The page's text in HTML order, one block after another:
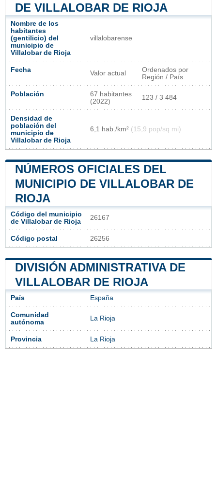
DE VILLALOBAR DE RIOJA
Nombre de los
habitantes
(gentilicio) del
municipio de
Villalobar de Rioja
villalobarense
Fecha Valor actual
Ordenados por
Región / País
Población
67 habitantes
(2022)
123 / 3 484
Densidad de
población del
municipio de
Villalobar de Rioja
6,1 hab./km² (15,9 pop/sq mi)
NÚMEROS OFICIALES DEL
MUNICIPIO DE VILLALOBAR DE
RIOJA
Código del municipio
de Villalobar de Rioja
26167
Código postal 26256
DIVISIÓN ADMINISTRATIVA DE
VILLALOBAR DE RIOJA
País España
Comunidad
autónoma
La Rioja
Provincia La Rioja